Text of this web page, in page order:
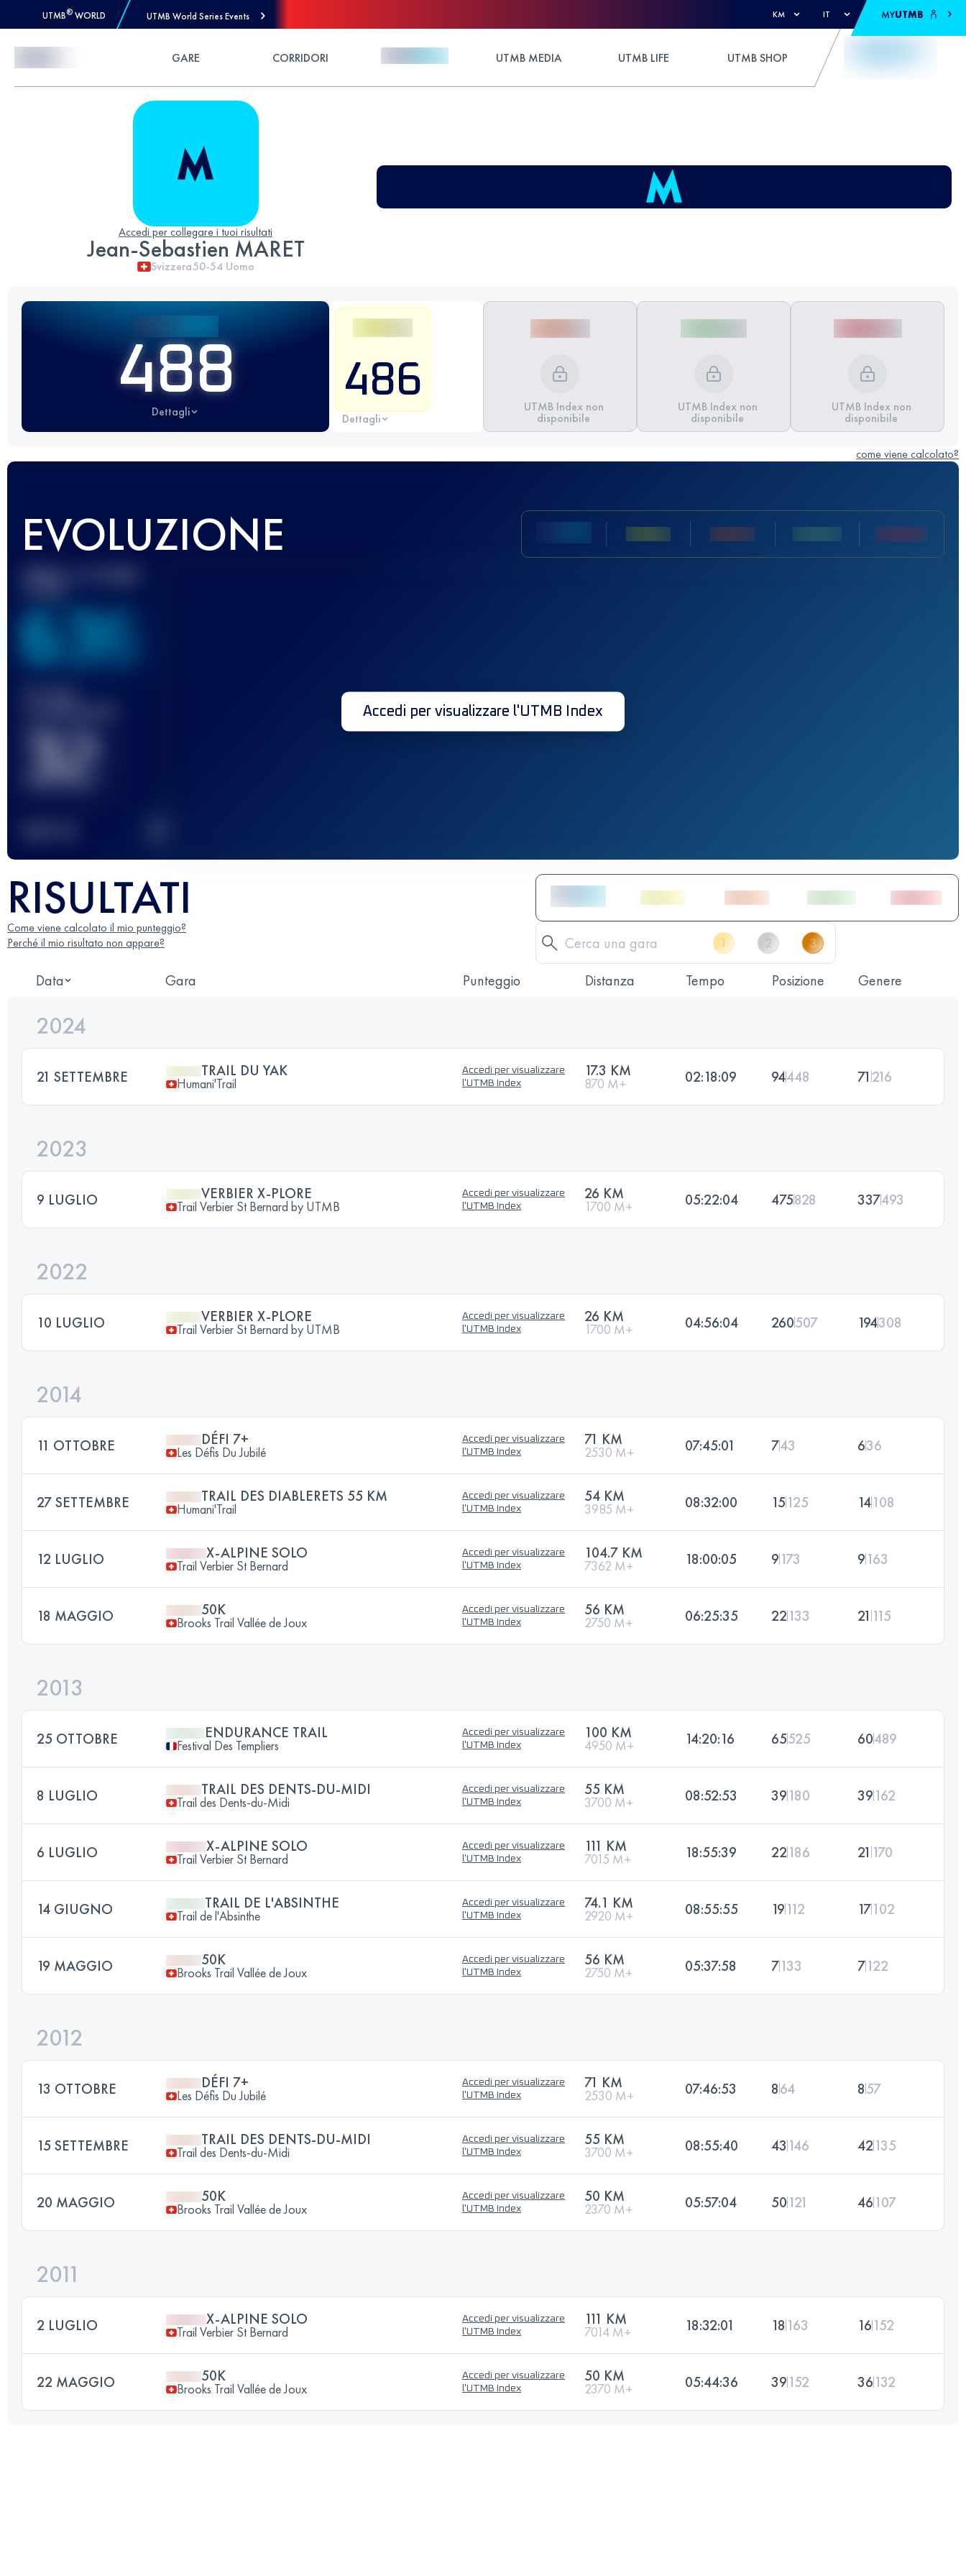
UTMB® WORLD UTMB World Series Events KM IT MYUTMB
GARE CORRIDORI UTMB MEDIA UTMB LIFE UTMB SHOP
Accedi per collegare i tuoi risultati
Jean-Sebastien MARET
Svizzera50-54 Uomo
488
Dettagli
486
Dettagli
UTMB Index non
disponibile
UTMB Index non
disponibile
UTMB Index non
disponibile
come viene calcolato?
EVOLUZIONE
Miglior punteggio
636
Gara(e)
32
Accedi per visualizzare l'UTMB Index
RISULTATI
Come viene calcolato il mio punteggio?
Perché il mio risultato non appare?
Data Gara Punteggio Distanza Tempo Posizione Genere
2024
21 SETTEMBRE TRAIL DU YAK
Humani'Trail
Accedi per visualizzare
l'UTMB Index
17.3 KM
870 M+ 02:18:09 94448 71 216
2023
9 LUGLIO VERBIER X-PLORE
Trail Verbier St Bernard by UTMB
Accedi per visualizzare
l'UTMB Index
26 KM
1700 M+ 05:22:04 475828 337493
2022
10 LUGLIO VERBIER X-PLORE
Trail Verbier St Bernard by UTMB
Accedi per visualizzare
l'UTMB Index
26 KM
1700 M+ 04:56:04 260507 194308
2014
11 OTTOBRE DÉFI 7+
Les Défis Du Jubilé
Accedi per visualizzare
l'UTMB Index
71 KM
2530 M+ 07:45:01 743 636
27 SETTEMBRE TRAIL DES DIABLERETS 55 KM
Humani'Trail
Accedi per visualizzare
l'UTMB Index
54 KM
3985 M+ 08:32:00 15125 14108
12 LUGLIO X-ALPINE SOLO
Trail Verbier St Bernard
Accedi per visualizzare
l'UTMB Index
104.7 KM
7362 M+ 18:00:05 9173 9163
18 MAGGIO 50K
Brooks Trail Vallée de Joux
Accedi per visualizzare
l'UTMB Index
56 KM
2750 M+ 06:25:35 22133 21 115
2013
25 OTTOBRE ENDURANCE TRAIL
Festival Des Templiers
Accedi per visualizzare
l'UTMB Index
100 KM
4950 M+ 14:20:16 65525 60489
8 LUGLIO TRAIL DES DENTS-DU-MIDI
Trail des Dents-du-Midi
Accedi per visualizzare
l'UTMB Index
55 KM
3700 M+ 08:52:53 39180 39162
6 LUGLIO X-ALPINE SOLO
Trail Verbier St Bernard
Accedi per visualizzare
l'UTMB Index
111 KM
7015 M+ 18:55:39 22186 21 170
14 GIUGNO TRAIL DE L'ABSINTHE
Trail de l'Absinthe
Accedi per visualizzare
l'UTMB Index
74.1 KM
2920 M+ 08:55:55 19112 17102
19 MAGGIO 50K
Brooks Trail Vallée de Joux
Accedi per visualizzare
l'UTMB Index
56 KM
2750 M+ 05:37:58 7133 7122
2012
13 OTTOBRE DÉFI 7+
Les Défis Du Jubilé
Accedi per visualizzare
l'UTMB Index
71 KM
2530 M+ 07:46:53 864 857
15 SETTEMBRE TRAIL DES DENTS-DU-MIDI
Trail des Dents-du-Midi
Accedi per visualizzare
l'UTMB Index
55 KM
3700 M+ 08:55:40 43 146 42135
20 MAGGIO 50K
Brooks Trail Vallée de Joux
Accedi per visualizzare
l'UTMB Index
50 KM
2370 M+ 05:57:04 50121 46107
2011
2 LUGLIO X-ALPINE SOLO
Trail Verbier St Bernard
Accedi per visualizzare
l'UTMB Index
111 KM
7014 M+ 18:32:01 18 163 16152
22 MAGGIO 50K
Brooks Trail Vallée de Joux
Accedi per visualizzare
l'UTMB Index
50 KM
2370 M+ 05:44:36 39152 36132